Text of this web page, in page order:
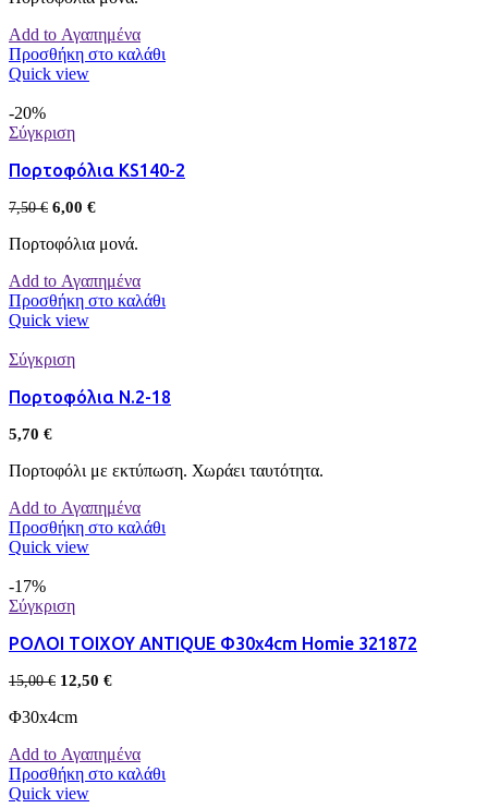
Add to Αγαπημένα
Προσθήκη στο καλάθι
Quick view
-20%
Σύγκριση
Πορτοφόλια KS140-2
7,50€ 6,00 €
Πορτοφόλια μονά.
Add to Αγαπημένα
Προσθήκη στο καλάθι
Quick view
Σύγκριση
Πορτοφόλια Ν.2-18
5,70 €
Πορτοφόλι με εκτύπωση. Χωράει ταυτότητα.
Add to Αγαπημένα
Προσθήκη στο καλάθι
Quick view
-17%
Σύγκριση
ΡΟΛΟΙ ΤΟΙΧΟΥ ANTIQUE Φ30x4cm Homie 321872
15,00€ 12,50 €
Φ30x4cm
Add to Αγαπημένα
Προσθήκη στο καλάθι
Quick view